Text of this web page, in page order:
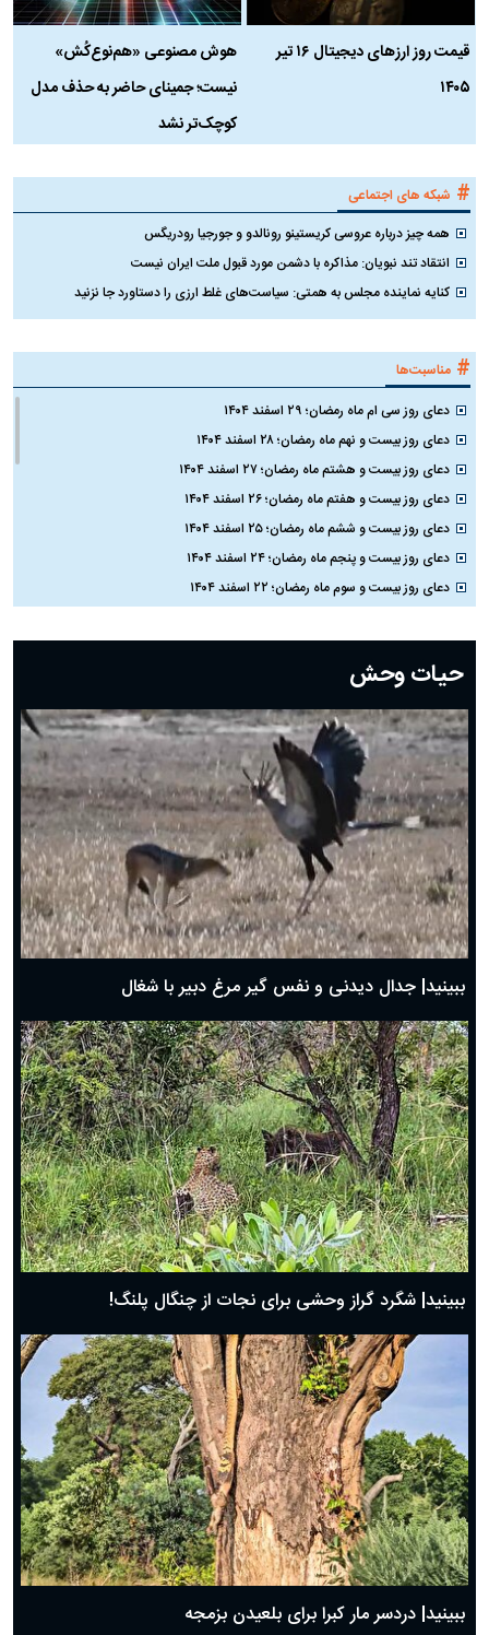
قیمت روز ارز‌های دیجیتال ۱۶ تیر
۱۴۰۵
هوش مصنوعی «هم‌نوع‌کُش»
نیست؛ جمینای حاضر به حذف مدل
کوچک‌تر نشد
# شبکه های اجتماعی
همه چیز درباره عروسی کریستینو رونالدو و جورجیا رودریگس
انتقاد تند نبویان: مذاکره با دشمن مورد قبول ملت ایران نیست
کنایه نماینده مجلس به همتی: سیاست‌های غلط ارزی را دستاورد جا نزنید
# مناسبت‌ها
دعای روز سی ام ماه رمضان؛ ۲۹ اسفند ۱۴۰۴
دعای روز بیست و نهم ماه رمضان؛ ۲۸ اسفند ۱۴۰۴
دعای روز بیست و هشتم ماه رمضان؛ ۲۷ اسفند ۱۴۰۴
دعای روز بیست و هفتم ماه رمضان؛ ۲۶ اسفند ۱۴۰۴
دعای روز بیست و ششم ماه رمضان؛ ۲۵ اسفند ۱۴۰۴
دعای روز بیست و پنجم ماه رمضان؛ ۲۴ اسفند ۱۴۰۴
دعای روز بیست و سوم ماه رمضان؛ ۲۲ اسفند ۱۴۰۴
دعای روز بیستم ماه رمضان؛ ۱۹ اسفند ۱۴۰۴
دعای روز هشتم ماه مبارک رمضان؛ ۷ اسفند ماه ۱۴۰۴
دعای روز هفتم ماه رمضان؛ ۶ اسفند ۱۴۰۴
دعای روز ششم ماه رمضان؛ ۵ اسفند ۱۴۰۴
دعای روز پنجم ماه رمضان؛ ۴ اسفند ۱۴۰۴
دعای روز چهارم ماه مبارک رمضان؛ ۳ اسفند ۱۴۰۴
دعای روز سوم ماه مبارک رمضان؛ ۱۴ اسفند ۱۴۰۴
دعای روز دوم ماه مبارک رمضان ۱ اسفند ماه ۱۴۰۴
دعای روز اول ماه مبارک رمضان، ۳۰ بهمن ۱۴۰۴
حضرت زینب(س) چگونه از دنیا رفت؟
بهترین پیامک تبریک روز پدر ۱۴۰۴؛ جملات زیبا و صمیمانه
حیات وحش
ببینید| جدال دیدنی و نفس گیر مرغ دبیر با شغال
ببینید| شگرد گراز وحشی برای نجات از چنگال پلنگ!
ببینید| دردسر مار کبرا برای بلعیدن بزمجه